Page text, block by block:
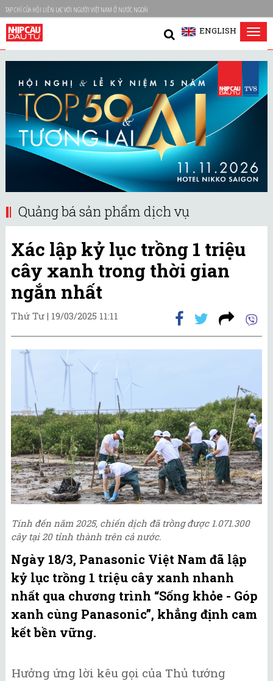
TẠP CHÍ CỦA HỘI LIÊN LẠC VỚI NGƯỜI VIỆT NAM Ở NƯỚC NGOÀI
ENGLISH
Quảng bá sản phẩm dịch vụ
Xác lập kỷ lục trồng 1 triệu
cây xanh trong thời gian
ngắn nhất
Thứ Tư | 19/03/2025 11:11
Tính đến năm 2025, chiến dịch đã trồng được 1.071.300
cây tại 20 tỉnh thành trên cả nước.
Ngày 18/3, Panasonic Việt Nam đã lập
kỷ lục trồng 1 triệu cây xanh nhanh
nhất qua chương trình “Sống khỏe - Góp
xanh cùng Panasonic”, khẳng định cam
kết bền vững.
Hưởng ứng lời kêu gọi của Thủ tướng